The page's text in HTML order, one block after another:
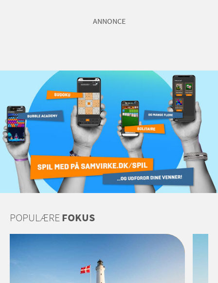
ANNONCE
POPULÆRE FOKUS